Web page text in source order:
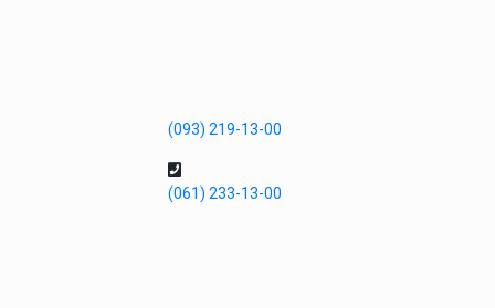
(093) 219-13-00
(061) 233-13-00